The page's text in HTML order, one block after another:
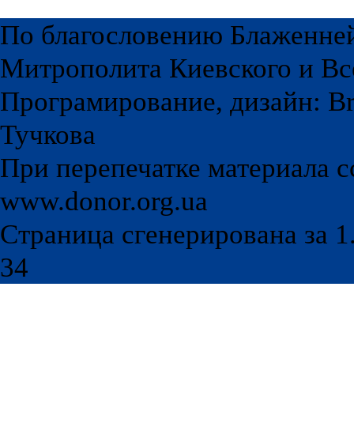
По благословению
Митрополита Киевского и
Програмирование, дизайн:
Тучкова
При перепечатке материала
www.donor.org.ua
Страница сгенерирована за
34